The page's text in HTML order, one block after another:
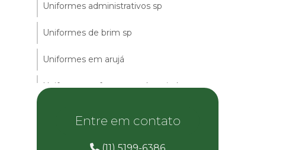
Uniformes administrativos sp
Uniformes de brim sp
Uniformes em arujá
Uniformes enfermagem hospitalar
Entre em contato